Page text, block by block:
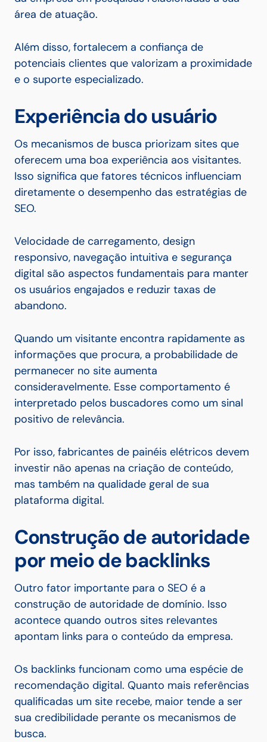
área de atuação.
Além disso, fortalecem a confiança de
potenciais clientes que valorizam a proximidade
e o suporte especializado.
Experiência do usuário
Os mecanismos de busca priorizam sites que
oferecem uma boa experiência aos visitantes.
Isso significa que fatores técnicos influenciam
diretamente o desempenho das estratégias de
SEO.
Velocidade de carregamento, design
responsivo, navegação intuitiva e segurança
digital são aspectos fundamentais para manter
os usuários engajados e reduzir taxas de
abandono.
Quando um visitante encontra rapidamente as
informações que procura, a probabilidade de
permanecer no site aumenta
consideravelmente. Esse comportamento é
interpretado pelos buscadores como um sinal
positivo de relevância.
Por isso, fabricantes de painéis elétricos devem
investir não apenas na criação de conteúdo,
mas também na qualidade geral de sua
plataforma digital.
Construção de autoridade
por meio de backlinks
Outro fator importante para o SEO é a
construção de autoridade de domínio. Isso
acontece quando outros sites relevantes
apontam links para o conteúdo da empresa.
Os backlinks funcionam como uma espécie de
recomendação digital. Quanto mais referências
qualificadas um site recebe, maior tende a ser
sua credibilidade perante os mecanismos de
busca.